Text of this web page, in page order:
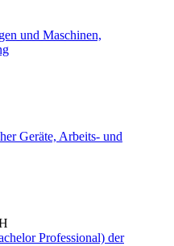
und Maschinen,
Geräte, Arbeits- und
Professional) der